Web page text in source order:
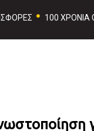
100 ΧΡΟΝΙΑ